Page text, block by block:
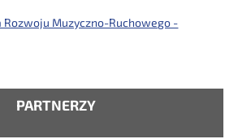
Rozwoju Muzyczno-Ruchowego -
PARTNERZY